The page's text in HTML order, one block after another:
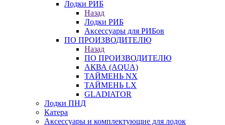
Лодки РИБ
Назад
Лодки РИБ
Аксессуары для РИБов
ПО ПРОИЗВОДИТЕЛЮ
Назад
ПО ПРОИЗВОДИТЕЛЮ
АКВА (AQUA)
ТАЙМЕНЬ NX
ТАЙМЕНЬ LX
GLADIATOR
Лодки ПНД
Катера
Аксессуары и комплектующие для лодок